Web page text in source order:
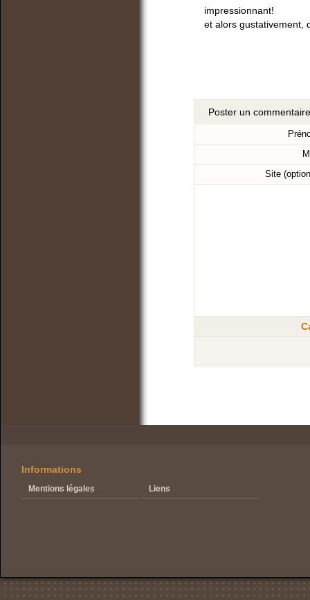
impressionnant!
et alors gustativement,
Poster un commentaire
Site
Informations
Mentions légales Liens